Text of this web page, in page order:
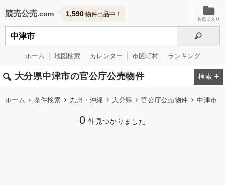
競売公売 1,590 物件出品中！
お気に入り
ホーム 地図検索 カレンダー 市区町村 ランキング
大分県中津市の官公庁公売物件
ホーム 条件検索 九州・沖縄 大分県 官公庁公売物件 中津市
0 件見つかりました